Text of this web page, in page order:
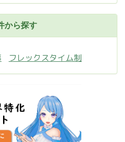
から探す
フレックスタイム制